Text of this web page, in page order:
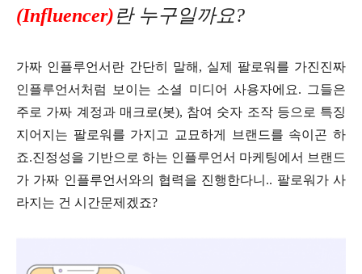
(Influencer)란 누구일까요?
가짜 인플루언서란 간단히 말해, 실제 팔로워를 가진진짜
인플루언서처럼 보이는 소셜 미디어 사용자에요. 그들은
주로 가짜 계정과 매크로(봇), 참여 숫자 조작 등으로 특징
지어지는 팔로워를 가지고 교묘하게 브랜드를 속이곤 하
죠.진정성을 기반으로 하는 인플루언서 마케팅에서 브랜드
가 가짜 인플루언서와의 협력을 진행한다니.. 팔로워가 사
라지는 건 시간문제겠죠?